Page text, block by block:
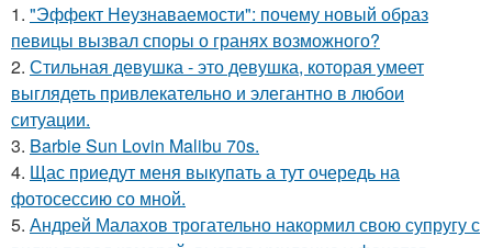
1. "Эффект Неузнаваемости": почему новый образ
певицы вызвал споры о гранях возможного?
2. Стильная девушка - это девушка, которая умеет
выглядеть привлекательно и элегантно в любои
ситуации.
3. Barbie Sun Lovin Malibu 70s.
4. Щас приедут меня выкупать а тут очередь на
фотосессию со мной.
5. Андрей Малахов трогательно накормил свою супругу с